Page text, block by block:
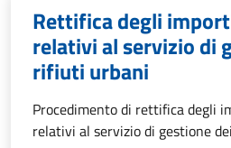
Rettifica degli
relativi al servizio di
rifiuti urbani
Procedimento di rettifica degli
relativi al servizio di gestione